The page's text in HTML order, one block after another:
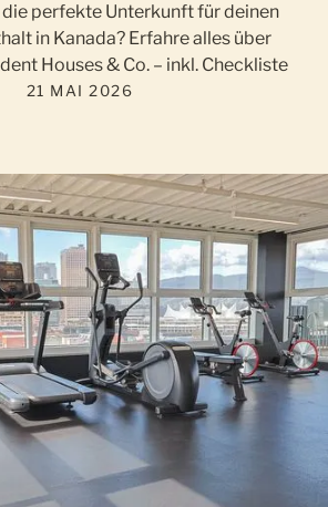
perfekte Unterkunft für deinen
in Kanada? Erfahre alles über
Houses & Co. – inkl. Checkliste
21 MAI 2026